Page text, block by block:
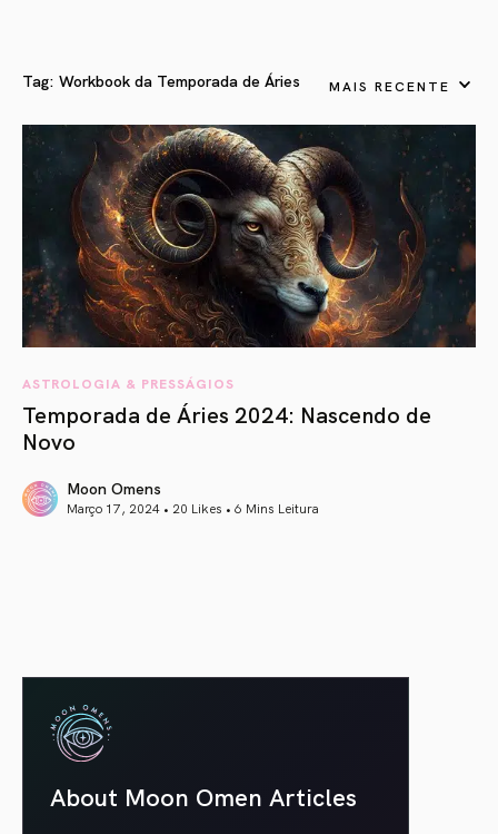
Tag: Workbook da Temporada de Áries MAIS RECENTE
ASTROLOGIA & PRESSÁGIOS
Temporada de Áries 2024: Nascendo de
Novo
Moon Omens
Março 17, 2024 • 20 Likes • 6 Mins Leitura
About Moon Omen Articles